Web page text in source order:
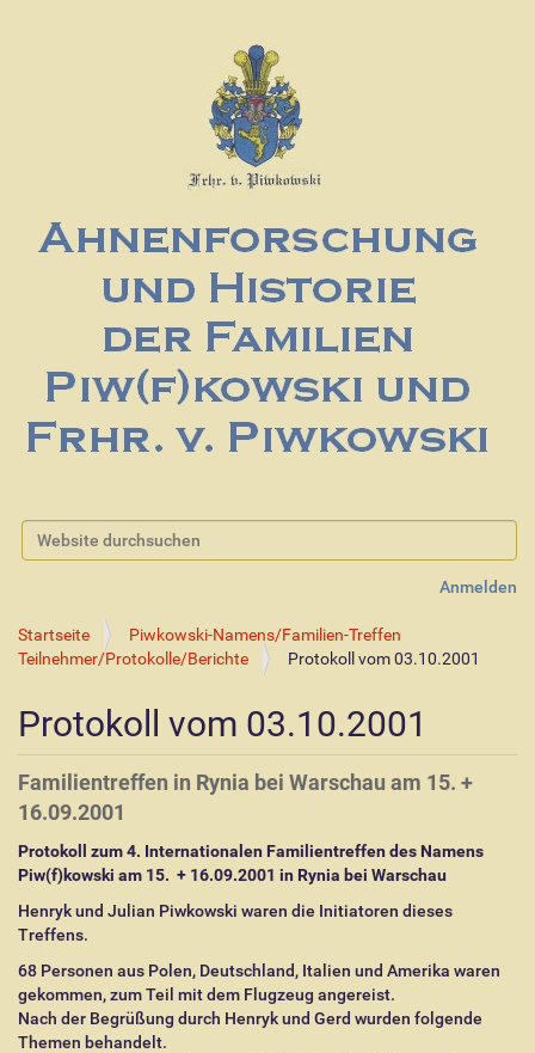
Website durchsuchen
Anmelden
Startseite
Piwkowski-Namens/Familien-Treffen
Teilnehmer/Protokolle/Berichte
Protokoll vom 03.10.2001
Protokoll vom 03.10.2001
Familientreffen in Rynia bei Warschau am 15. +
16.09.2001
Protokoll zum 4. Internationalen Familientreffen des Namens
Piw(f)kowski am 15. + 16.09.2001 in Rynia bei Warschau
Henryk und Julian Piwkowski waren die Initiatoren dieses
Treffens.
68 Personen aus Polen, Deutschland, Italien und Amerika waren
gekommen, zum Teil mit dem Flugzeug angereist.
Nach der Begrüßung durch Henryk und Gerd wurden folgende
Themen behandelt.